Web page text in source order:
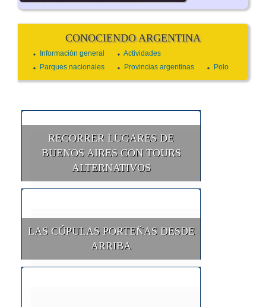
CONOCIENDO ARGENTINA
Información general
Actividades
Parques nacionales
Provincias argentinas Polo
RECORRER LUGARES DE
BUENOS AIRES CON TOURS
ALTERNATIVOS
LAS CÚPULAS PORTEÑAS DESDE
ARRIBA